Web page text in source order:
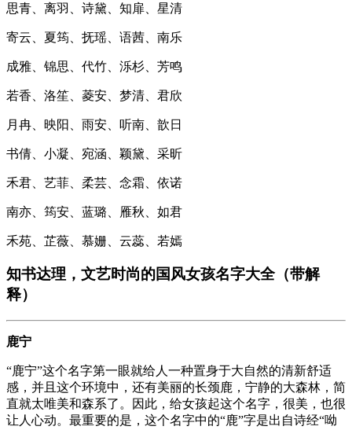
思青、离羽、诗黛、知扉、星清
寄云、夏筠、抚瑶、语茜、南乐
成雅、锦思、代竹、泺杉、芳鸣
若香、洛笙、菱安、梦清、君欣
月冉、映阳、雨安、听南、歆日
书倩、小凝、宛涵、颖黛、采昕
禾君、艺菲、柔芸、念霜、依诺
南亦、筠安、蓝璐、雁秋、如君
禾苑、芷薇、慕姗、云蕊、若嫣
知书达理，文艺时尚的国风女孩名字大全（带解
释）
鹿宁
“鹿宁”这个名字第一眼就给人一种置身于大自然的清新舒适
感，并且这个环境中，还有美丽的长颈鹿，宁静的大森林，简
直就太唯美和森系了。因此，给女孩起这个名字，很美，也很
让人心动。最重要的是，这个名字中的“鹿”字是出自诗经“呦